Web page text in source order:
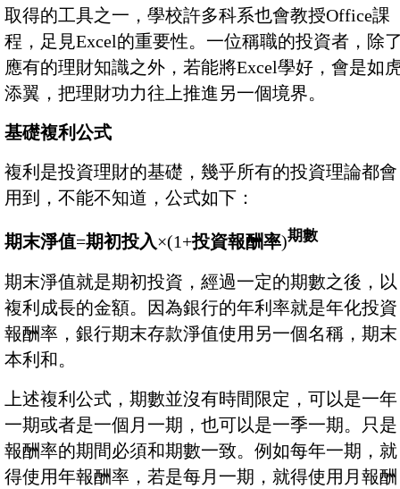
取得的工具之一，學校許多科系也會教授Office課
程，足見Excel的重要性。一位稱職的投資者，除
應有的理財知識之外，若能將Excel學好，會是如
添翼，把理財功力往上推進另一個境界。
基礎複利公式
複利是投資理財的基礎，幾乎所有的投資理論都會
用到，不能不知道，公式如下：
期末淨值=期初投入×(1+投資報酬率)期數
期末淨值就是期初投資，經過一定的期數之後，以
複利成長的金額。因為銀行的年利率就是年化投資
報酬率，銀行期末存款淨值使用另一個名稱，期末
本利和。
上述複利公式，期數並沒有時間限定，可以是一年
一期或者是一個月一期，也可以是一季一期。只是
報酬率的期間必須和期數一致。例如每年一期，就
得使用年報酬率，若是每月一期，就得使用月報酬